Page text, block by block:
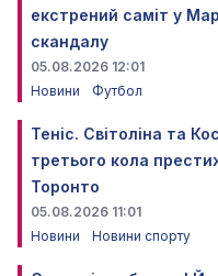
екстрений саміт у
скандалу
05.08.2026 12:01
Новини
Футбол
Теніс. Світоліна та
третього кола
Торонто
05.08.2026 11:01
Новини
Новини спорту